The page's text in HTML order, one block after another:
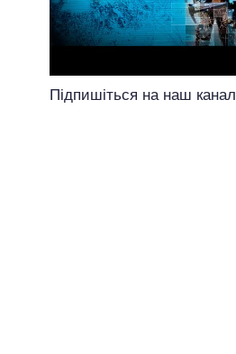
Підпишіться на наш канал